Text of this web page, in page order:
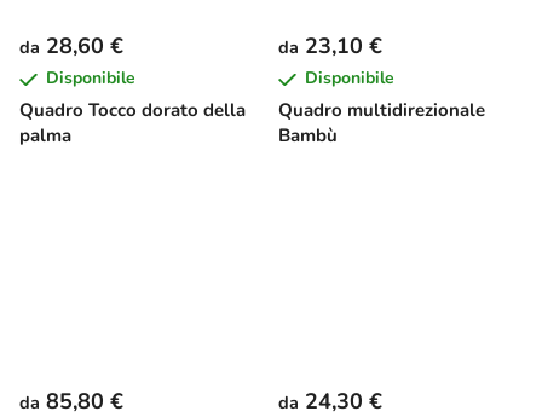
Quadro Tocco dorato della
palma
da 28,60 €
Disponibile
Quadro multidirezionale
Bambù
da 23,10 €
Disponibile
da 85,80 € da 24,30 €